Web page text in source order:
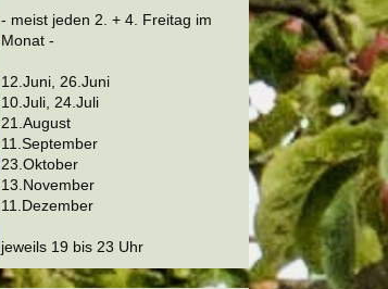
- meist jeden 2. + 4. Freitag im
Monat -
12.Juni, 26.Juni
10.Juli, 24.Juli
21.August
11.September
23.Oktober
13.November
11.Dezember
jeweils 19 bis 23 Uhr